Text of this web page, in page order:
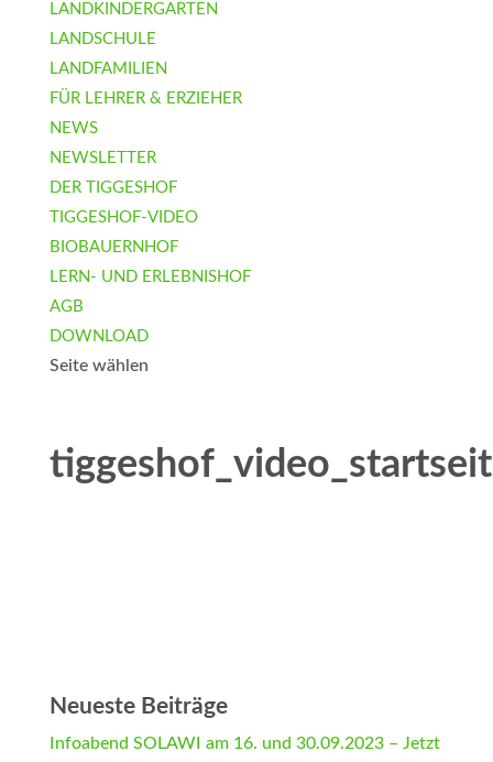
LANDKINDERGARTEN
LANDSCHULE
LANDFAMILIEN
FÜR LEHRER & ERZIEHER
NEWS
NEWSLETTER
DER TIGGESHOF
TIGGESHOF-VIDEO
BIOBAUERNHOF
LERN- UND ERLEBNISHOF
AGB
DOWNLOAD
Seite wählen
Neueste Beiträge
Infoabend SOLAWI am 16. und 30.09.2023 – Jetzt